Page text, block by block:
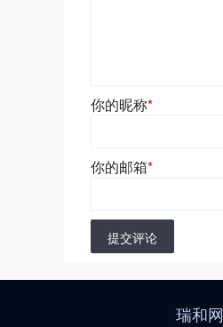
你的昵称*
你的邮箱*
提交评论
瑞和网